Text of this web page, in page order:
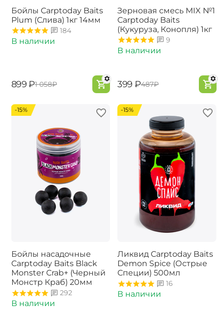
Бойлы Carptoday Baits
Plum (Слива) 1кг 14мм
184
В наличии
‍899‍ ₽‍1 058‍₽
Зерновая смесь MIX №1
Carptoday Baits
(Кукуруза, Конопля) 1кг
9
В наличии
‍399‍ ₽‍487‍₽
-15%
Бойлы насадочные
Carptoday Baits Black
Monster Crab+ (Черный
Монстр Краб) 20мм
292
В наличии
-15%
Ликвид Carptoday Baits
Demon Spice (Острые
Специи) 500мл
16
В наличии